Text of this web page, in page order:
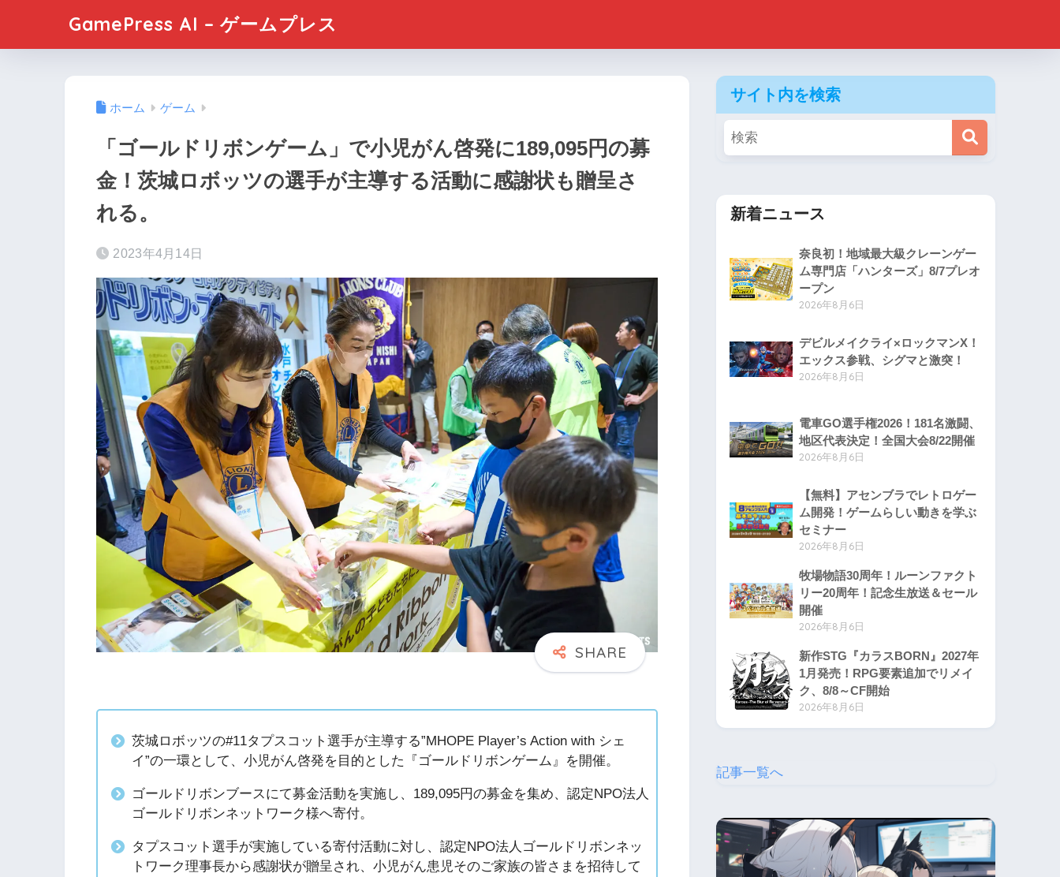
GamePress AI – ゲームプレス
ホーム ゲーム
「ゴールドリボンゲーム」で小児がん啓発に189,095円の募
金！茨城ロボッツの選手が主導する活動に感謝状も贈呈さ
れる。
2023年4月14日
茨城ロボッツの#11タプスコット選手が主導する”MHOPE Player’s Action with シェ
イ”の一環として、小児がん啓発を目的とした『ゴールドリボンゲーム』を開催。
ゴールドリボンブースにて募金活動を実施し、189,095円の募金を集め、認定NPO法人
ゴールドリボンネットワーク様へ寄付。
タプスコット選手が実施している寄付活動に対し、認定NPO法人ゴールドリボンネッ
トワーク理事長から感謝状が贈呈され、小児がん患児そのご家族の皆さまを招待して
サイト内を検索
新着ニュース
奈良初！地域最大級クレーンゲー
ム専門店「ハンターズ」8/7プレオ
ープン
2026年8月6日
デビルメイクライ×ロックマンX！
エックス参戦、シグマと激突！
2026年8月6日
電車GO選手権2026！181名激闘、
地区代表決定！全国大会8/22開催
2026年8月6日
【無料】アセンブラでレトロゲー
ム開発！ゲームらしい動きを学ぶ
セミナー
2026年8月6日
牧場物語30周年！ルーンファクト
リー20周年！記念生放送＆セール
開催
2026年8月6日
新作STG『カラスBORN』2027年
1月発売！RPG要素追加でリメイ
ク、8/8～CF開始
2026年8月6日
記事一覧へ